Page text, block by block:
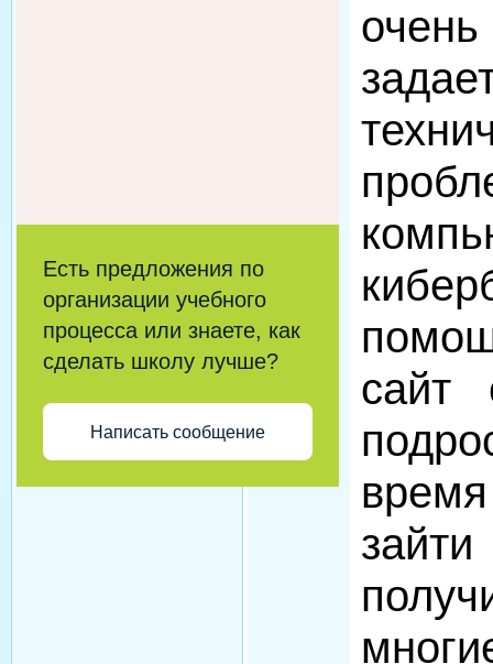
Есть предложения по
организации учебного
процесса или знаете, как
сделать школу лучше?
Написать сообщение
сайт